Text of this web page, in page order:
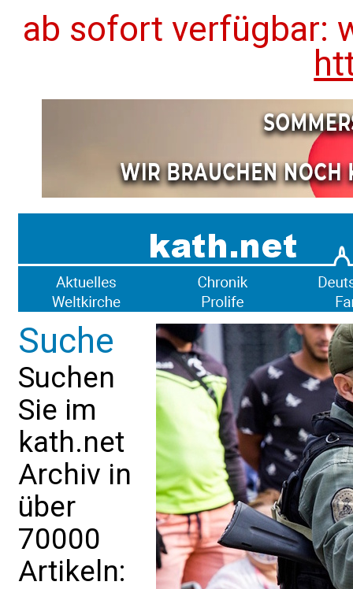
ab sofort verfügbar:
Suche
Suchen
Sie im
kath.net
Archiv in
über
70000
Artikeln: